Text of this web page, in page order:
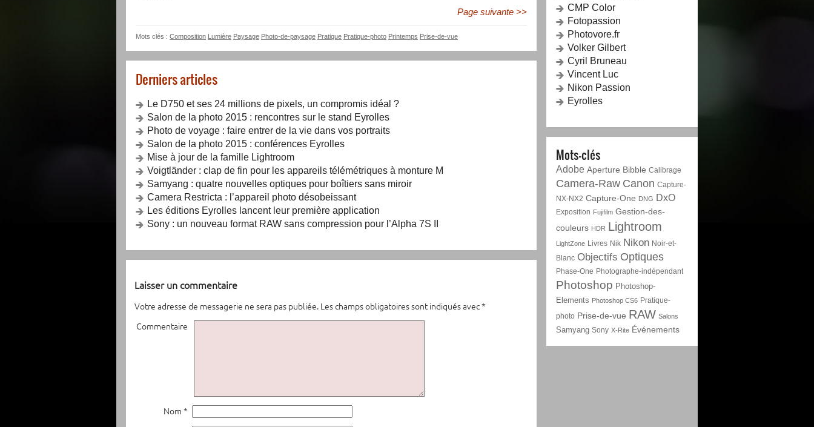
Page suivante >>
Mots clés : Composition Lumière Paysage Photo-de-paysage Pratique Pratique-photo Printemps Prise-de-vue
Derniers articles
Le D750 et ses 24 millions de pixels, un compromis idéal ?
Salon de la photo 2015 : rencontres sur le stand Eyrolles
Photo de voyage : faire entrer de la vie dans vos portraits
Salon de la photo 2015 : conférences Eyrolles
Mise à jour de la famille Lightroom
Voigtländer : clap de fin pour les appareils télémétriques à monture M
Samyang : quatre nouvelles optiques pour boîtiers sans miroir
Camera Restricta : l’appareil photo désobeissant
Les éditions Eyrolles lancent leur première application
Sony : un nouveau format RAW sans compression pour l’Alpha 7S II
Laisser un commentaire
Votre adresse de messagerie ne sera pas publiée.Les champs obligatoires sont indiqués avec*
Commentaire
Nom *
CMP Color
Fotopassion
Photovore.fr
Volker Gilbert
Cyril Bruneau
Vincent Luc
Nikon Passion
Eyrolles
Mots-clés
Adobe Aperture Bibble Calibrage
Camera-Raw Canon Capture-
NX-NX2 Capture-One DNG DxO
Exposition Fujifilm Gestion-des-
couleurs HDR Lightroom
LightZone Livres Nik Nikon Noir-et-
Blanc Objectifs Optiques
Phase-One Photographe-indépendant
Photoshop Photoshop-
Elements Photoshop CS6 Pratique-
photo Prise-de-vue RAW Salons
Samyang Sony X-Rite Événements